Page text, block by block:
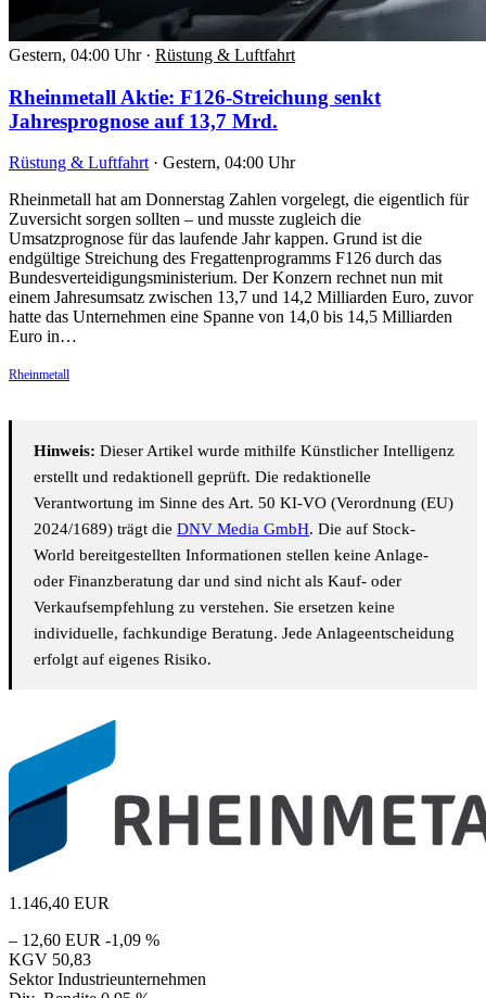
Gestern, 04:00 Uhr · Rüstung & Luftfahrt
Rheinmetall Aktie: F126-Streichung senkt
Jahresprognose auf 13,7 Mrd.
Rüstung & Luftfahrt · Gestern, 04:00 Uhr
Rheinmetall hat am Donnerstag Zahlen vorgelegt, die eigentlich für
Zuversicht sorgen sollten – und musste zugleich die
Umsatzprognose für das laufende Jahr kappen. Grund ist die
endgültige Streichung des Fregattenprogramms F126 durch das
Bundesverteidigungsministerium. Der Konzern rechnet nun mit
einem Jahresumsatz zwischen 13,7 und 14,2 Milliarden Euro, zuvor
hatte das Unternehmen eine Spanne von 14,0 bis 14,5 Milliarden
Euro in…
Rheinmetall
Hinweis: Dieser Artikel wurde mithilfe Künstlicher Intelligenz
erstellt und redaktionell geprüft. Die redaktionelle
Verantwortung im Sinne des Art. 50 KI-VO (Verordnung (EU)
2024/1689) trägt die DNV Media GmbH. Die auf Stock-
World bereitgestellten Informationen stellen keine Anlage-
oder Finanzberatung dar und sind nicht als Kauf- oder
Verkaufsempfehlung zu verstehen. Sie ersetzen keine
individuelle, fachkundige Beratung. Jede Anlageentscheidung
erfolgt auf eigenes Risiko.
1.146,40 EUR
– 12,60 EUR -1,09 %
KGV 50,83
Sektor Industrieunternehmen